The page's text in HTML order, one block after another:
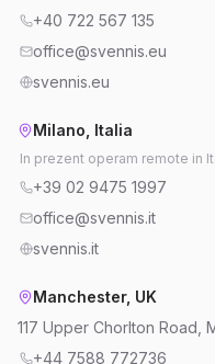
+40 722 567 135
office@svennis.eu
svennis.eu
Milano, Italia
In prezent operam remote in
+39 02 9475 1997
office@svennis.it
svennis.it
Manchester, UK
117 Upper Chorlton Road,
+44 7588 772736